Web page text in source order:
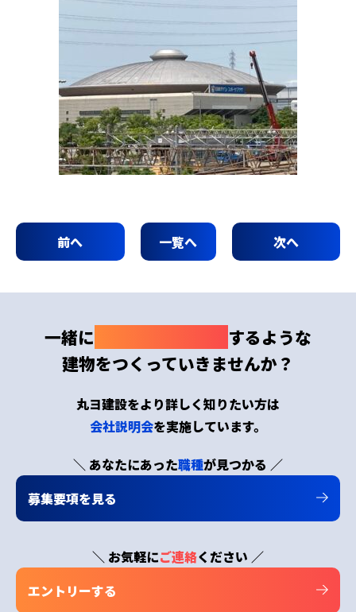
前へ 一覧へ 次へ
一緒に
するような
建物をつくっていきませんか？
丸ヨ建設をより詳しく知りたい方は
会社説明会を実施しています。
＼ あなたにあった職種が見つかる ／
募集要項を見る
＼ お気軽にご連絡ください ／
エントリーする